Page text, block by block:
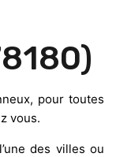
pour toutes
vous.
des villes ou